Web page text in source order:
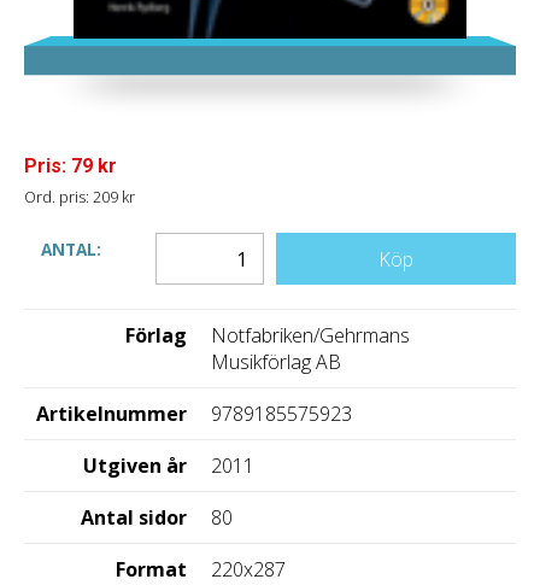
Pris: 79 kr
Ord. pris: 209 kr
ANTAL: Köp
Förlag
Notfabriken/Gehrmans
Musikförlag AB
Artikelnummer
9789185575923
Utgiven år
2011
Antal sidor
80
Format
220x287